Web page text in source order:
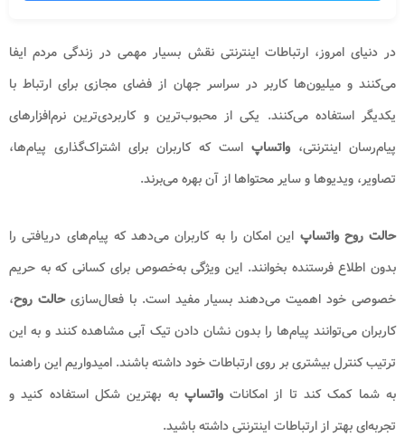
در دنیای امروز، ارتباطات اینترنتی نقش بسیار مهمی در زندگی مردم ایفا
می‌کنند و میلیون‌ها کاربر در سراسر جهان از فضای مجازی برای ارتباط با
یکدیگر استفاده می‌کنند. یکی از محبوب‌ترین و کاربردی‌ترین نرم‌افزارهای
پیام‌رسان اینترنتی، واتساپ است که کاربران برای اشتراک‌گذاری پیام‌ها،
تصاویر، ویدیوها و سایر محتواها از آن بهره می‌برند.
حالت روح واتساپ این امکان را به کاربران می‌دهد که پیام‌های دریافتی را
بدون اطلاع فرستنده بخوانند. این ویژگی به‌خصوص برای کسانی که به حریم
خصوصی خود اهمیت می‌دهند بسیار مفید است. با فعال‌سازیحالت روح،
کاربران می‌توانند پیام‌ها را بدون نشان دادن تیک آبی مشاهده کنند و به این
ترتیب کنترل بیشتری بر روی ارتباطات خود داشته باشند. امیدواریم این راهنما
به شما کمک کند تا از امکاناتواتساپبه بهترین شکل استفاده کنید و
تجربه‌ای بهتر از ارتباطات اینترنتی داشته باشید.